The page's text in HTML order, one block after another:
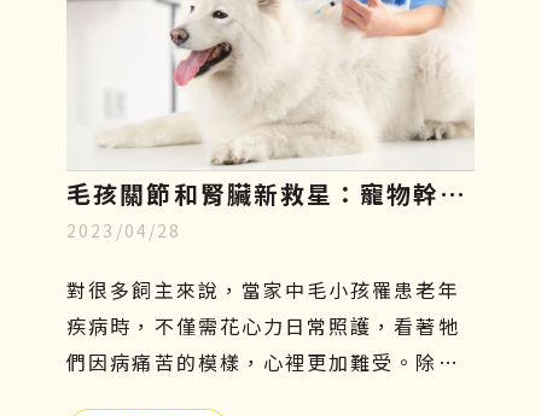
毛孩關節和腎臟新救星：寵物幹細
胞療法，只需5分鐘認識寵物再生
醫學
2023/04/28
對很多飼主來說，當家中毛小孩罹患老年
疾病時，不僅需花心力日常照護，看著牠
們因病痛苦的模樣，心裡更加難受。除了